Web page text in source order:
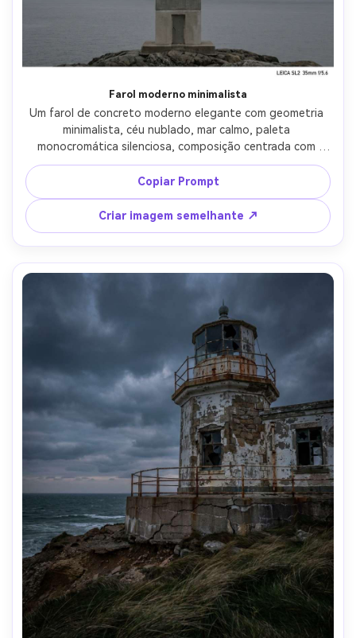
Farol moderno minimalista
Um farol de concreto moderno elegante com geometria
minimalista, céu nublado, mar calmo, paleta
monocromática silenciosa, composição centrada com
espaço negativo, tirado em Leica SL2, lente de 35 mm,
f/5.6, linhas afiadas, iluminação difusa suave, fotografia
arquitetônica fotorealista, grau de cor editorial limpo-AR
4:5
Copiar Prompt
Criar imagem semelhante ↗